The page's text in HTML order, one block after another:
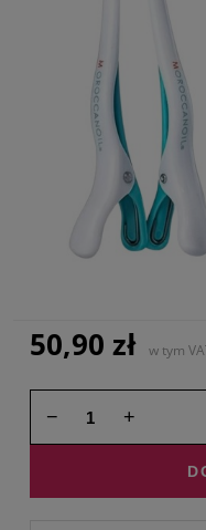
50,90 zł w tym
− +